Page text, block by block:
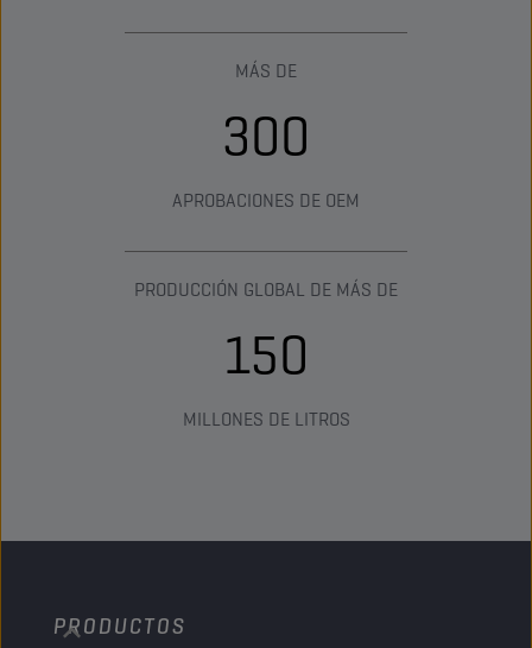
MÁS DE
300
APROBACIONES DE OEM
PRODUCCIÓN GLOBAL DE MÁS DE
150
MILLONES DE LITROS
PRODUCTOS